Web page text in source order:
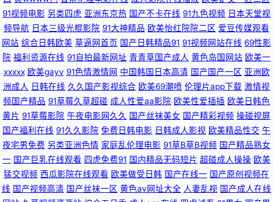
狼人社在线 91熟妇视频 91青娱乐在线国产 91精品孕妇系列 91传媒免费网站
91黑丝射 91九九主播 91麻豆精品久久蜜臀 91老熟女视频 91科阴 91社区免
费在线 91青青搞 91人妻人人操人人 91人人艹逼 91黑料在线视频黑丝 91网
站免費观看 91熊猫免费看黄 91熟女视领 91蜜桃破解版 91呦呦在线观看 91
祝频 97超踫香蕉久久 91伊人国产在线 阿v免费在线观看 爱豆传媒剧情MV色
哟 丰满熟妇大乳做爰视频 国产精品韩 久久国产精品嫩草 久久黄色片 久久国
产高潮久久 91精品大神 91视频福利网 91香蕉黄 91视频首页入口在线观看
91视频电影 另类四虎 亚洲东京热 国产不卡在线 91九色视频 日本天堂视
频导航 日本三级光棍影院 91大神精品 欧美怡红院院二区 爱豆传媒观看
网站 综合日韩欧美 草逼网首页 国产日韩精品91 91视频网站在线 69性影
院 福利资源在线 91自拍最新网址 青青草国产成人 黄色岛国网站 欧美一
xxxxx 欧美gayv 91色情激情网 中国韩国日本高清 国产国产一区 亚洲欧
洲成人
日韩在线 久久国产影视综合 欧美69潮喷 伦理片app下载 激情视
频国产精品 91草莓久草超碰 成人性爱aa影院 欧美性爱插插 欧美日韩色
黄片 91草莓影院 午夜电影网久久 国产丝袜美女 国产精彩视频 操碰视屏
国产福利在线 91久久影院 免费日韩电影 日韩成人影视 欧美精品性交 午
夜宅男免费 另类亚洲色情 家庭乱伦理电影 91草B草B视频 国产精品熟女
一 国产巨乳在线观看 四虎免费91 国内精品无码短片 超碰成人操操 欧美
猛交视频 西瓜影院在线观看 欧美做受日韩 国产在线一 国产原创视频在
线 国产视频高清 国产丝袜一区 黄色av网址大全 人妻乱视 国产成人在线